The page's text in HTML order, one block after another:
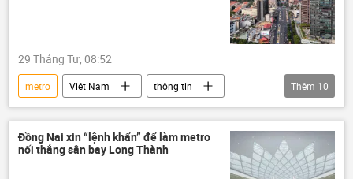
29 Tháng Tư, 08:52
metro Việt Nam
thông tin
xây dựng
Bộ Xây dựng
dự án
tuyến metro số 1
tuyến metro số 2
cảng
Cảng biển
Thêm 10
Đồng Nai xin “lệnh khẩn” để làm metro
nối thẳng sân bay Long Thành